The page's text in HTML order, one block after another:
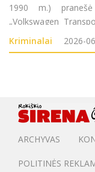
1990 m.)
„Volkswagen
žala – 7300 eurų.
str. (Vagystė).
Kriminalai 2026-
ARCHYVAS
POLITINĖS